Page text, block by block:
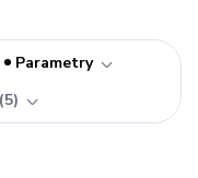
Parametry
5